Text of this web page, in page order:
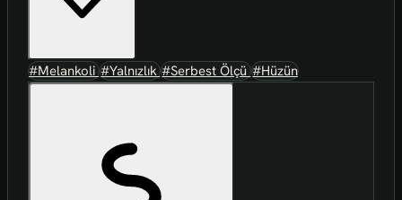
#Melankoli#Yalnızlık#Serbest Ölçü#Hüzün